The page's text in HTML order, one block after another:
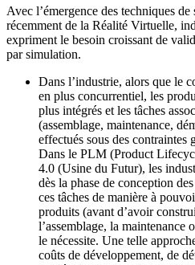
Avec l’émergence des techniques
récemment de la Réalité Virtuelle,
expriment le besoin croissant de
par simulation.
Dans l’industrie, alors que le
en plus concurrentiel, les
plus intégrés et les tâches
(assemblage, maintenance,
effectués sous des contraintes
Dans le PLM (Product
4.0 (Usine du Futur), les
dès la phase de conception
ces tâches de manière à
produits (avant d’avoir
l’assemblage, la maintenance
le nécessite. Une telle
coûts de développement, de